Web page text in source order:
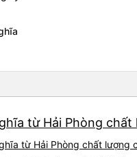
từ Hải Phòng
từ Hải Phòng chất